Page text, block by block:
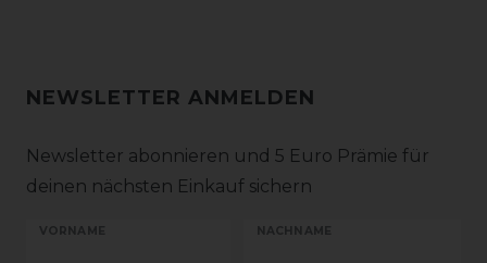
NEWSLETTER ANMELDEN
Newsletter abonnieren und 5 Euro Prämie für
deinen nächsten Einkauf sichern
VORNAME NACHNAME